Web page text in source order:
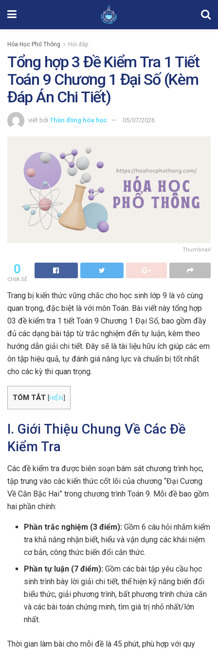
Hóa Học Phổ Thông Hỏi đáp
Tổng hợp 3 Đề Kiểm Tra 1 Tiết
Toán 9 Chương 1 Đại Số (Kèm
Đáp Án Chi Tiết)
viết bởi Thần đồng hóa học 05/07/2026
Thumbnail
0
CHIA SẺ
Trang bị kiến thức vững chắc cho học sinh lớp 9 là vô cùng
quan trọng, đặc biệt là với môn Toán. Bài viết này tổng hợp
03 đề kiểm tra 1 tiết Toán 9 Chương 1 Đại Số, bao gồm đầy
đủ các dạng bài tập từ trắc nghiệm đến tự luận, kèm theo
hướng dẫn giải chi tiết. Đây sẽ là tài liệu hữu ích giúp các em
ôn tập hiệu quả, tự đánh giá năng lực và chuẩn bị tốt nhất
cho các kỳ thi quan trọng.
TÓM TẮT [HIỆN]
I. Giới Thiệu Chung Về Các Đề
Kiểm Tra
Các đề kiểm tra được biên soạn bám sát chương trình học,
tập trung vào các kiến thức cốt lõi của chương “Đại Cương
Về Căn Bậc Hai” trong chương trình Toán 9. Mỗi đề bao gồm
hai phần chính:
Phần trắc nghiệm (3 điểm): Gồm 6 câu hỏi nhằm kiểm
tra khả năng nhận biết, hiểu và vận dụng các khái niệm
cơ bản, công thức biến đổi căn thức.
Phần tự luận (7 điểm): Gồm các bài tập yêu cầu học
sinh trình bày lời giải chi tiết, thể hiện kỹ năng biến đổi
biểu thức, giải phương trình, bất phương trình chứa căn
và các bài toán chứng minh, tìm giá trị nhỏ nhất/lớn
nhất.
Thời gian làm bài cho mỗi đề là 45 phút, phù hợp với quy